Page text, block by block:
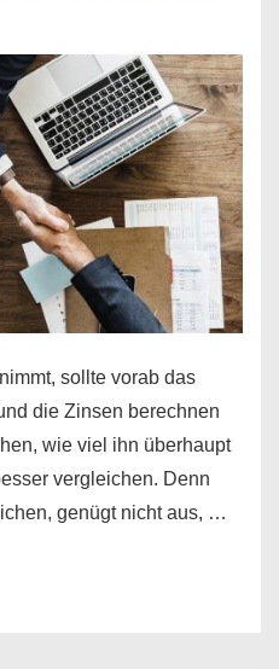
sollte vorab das
die Zinsen berechnen
wie viel ihn überhaupt
vergleichen. Denn
genügt nicht aus, …